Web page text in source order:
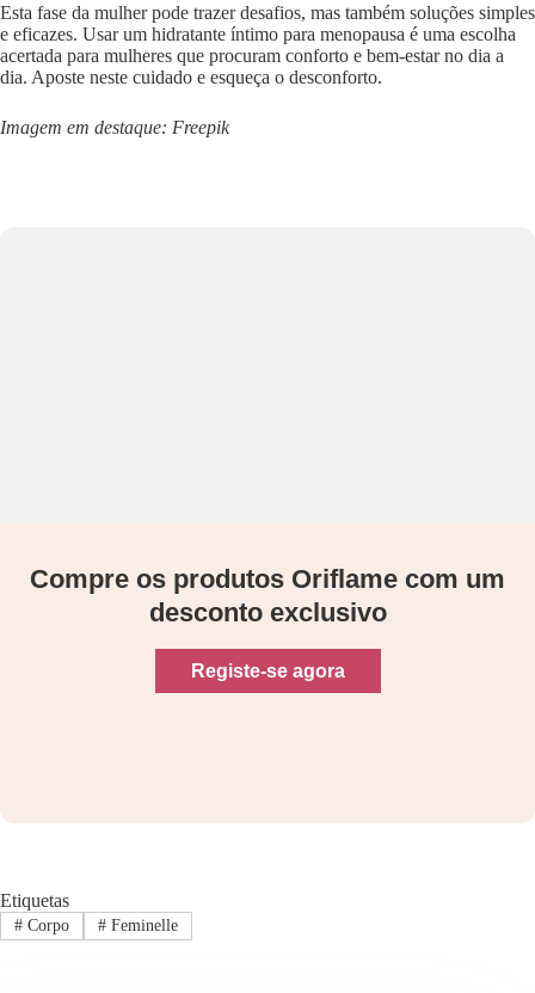
Esta fase da mulher pode trazer desafios, mas também soluções simples
e eficazes. Usar um hidratante íntimo para menopausa é uma escolha
acertada para mulheres que procuram conforto e bem-estar no dia a
dia. Aposte neste cuidado e esqueça o desconforto.
Imagem em destaque: Freepik
Compre os produtos Oriflame com um
desconto exclusivo
Registe-se agora
Etiquetas
#Corpo #Feminelle